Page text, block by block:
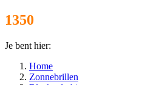
1350
Je bent hier:
Home
Zonnebrillen